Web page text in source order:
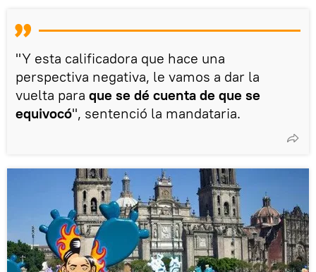
"Y esta calificadora que hace una
perspectiva negativa, le vamos a dar la
vuelta para que se dé cuenta de que se
equivocó", sentenció la mandataria.